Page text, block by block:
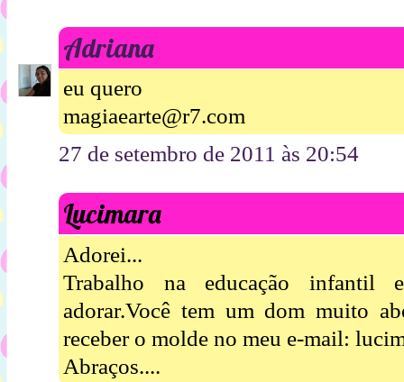
Adriana
eu quero
magiaearte@r7.com
27 de setembro de 2011 às 20:54
Lucimara
Adorei...
Trabalho na educação infantil
adorar.Você tem um dom muito
receber o molde no meu e-mail:
Abraços....